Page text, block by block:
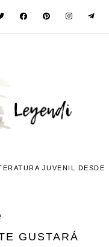
JUVENIL DESDE
GUSTARÁ